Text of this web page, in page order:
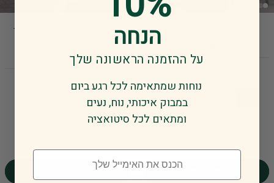
גזרה קצרה | צווארון וי | נייבי
XL
גזרה קצרה | צווארון דק | אפור
150 ₪
מידה
S
הנחה
על ההזמנה הראשונה שלך
במבוק איכותי, נוח, נעים
ומתאים לכל סיטואציה
Email